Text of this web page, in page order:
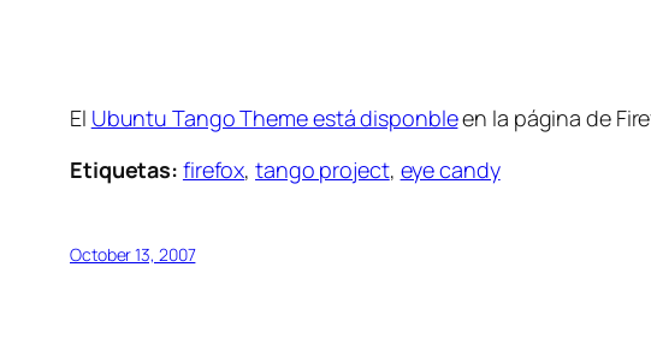
El Ubuntu Tango Theme está disponbleen la página de
Etiquetas: firefox,tango project, eye candy
October 13, 2007